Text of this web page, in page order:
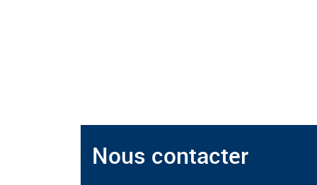
Nous contacter